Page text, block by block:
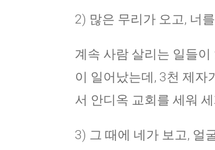
2) 많은 무리가 오고, 너
계속 사람 살리는 일들
이 일어났는데, 3천 제자
서 안디옥 교회를 세워
3) 그 때에 네가 보고, 얼